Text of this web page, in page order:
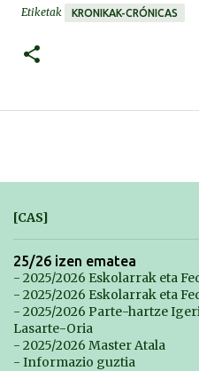
Etiketak KRONIKAK-CRÓNICAS
[CAS]
25/26 izen ematea
- 2025/2026 Eskolarrak eta
- 2025/2026 Eskolarrak eta
- 2025/2026 Parte-hartze
Lasarte-Oria
- 2025/2026 Master Atala
- Informazio guztia